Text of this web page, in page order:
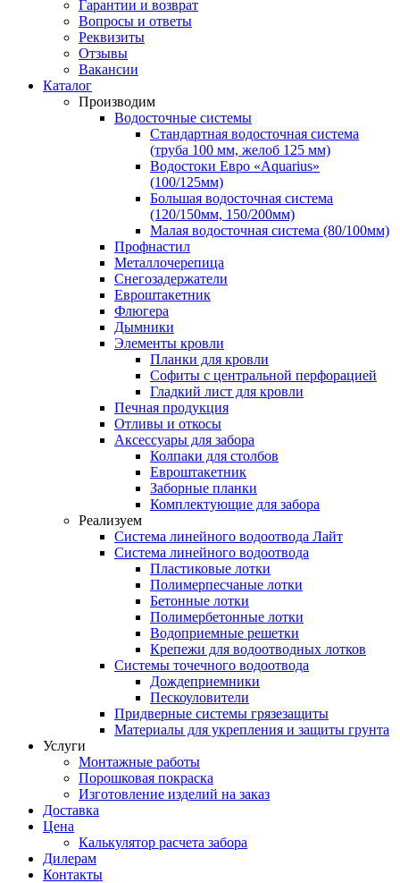
Гарантии и возврат
Вопросы и ответы
Реквизиты
Отзывы
Вакансии
Каталог
Производим
Водосточные системы
Стандартная водосточная система
(труба 100 мм, желоб 125 мм)
Водостоки Евро «Aquarius»
(100/125мм)
Большая водосточная система
(120/150мм, 150/200мм)
Малая водосточная система (80/100мм)
Профнастил
Металлочерепица
Снегозадержатели
Евроштакетник
Флюгера
Дымники
Элементы кровли
Планки для кровли
Софиты с центральной перфорацией
Гладкий лист для кровли
Печная продукция
Отливы и откосы
Аксессуары для забора
Колпаки для столбов
Евроштакетник
Заборные планки
Комплектующие для забора
Реализуем
Система линейного водоотвода Лайт
Система линейного водоотвода
Пластиковые лотки
Полимерпесчаные лотки
Бетонные лотки
Полимербетонные лотки
Водоприемные решетки
Крепежи для водоотводных лотков
Системы точечного водоотвода
Дождеприемники
Пескоуловители
Придверные системы грязезащиты
Материалы для укрепления и защиты грунта
Услуги
Монтажные работы
Порошковая покраска
Изготовление изделий на заказ
Доставка
Цена
Калькулятор расчета забора
Дилерам
Контакты